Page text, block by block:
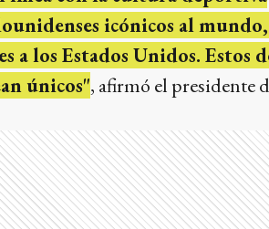
icónicos al
los Estados Unidos. Estos
únicos", afirmó el presidente